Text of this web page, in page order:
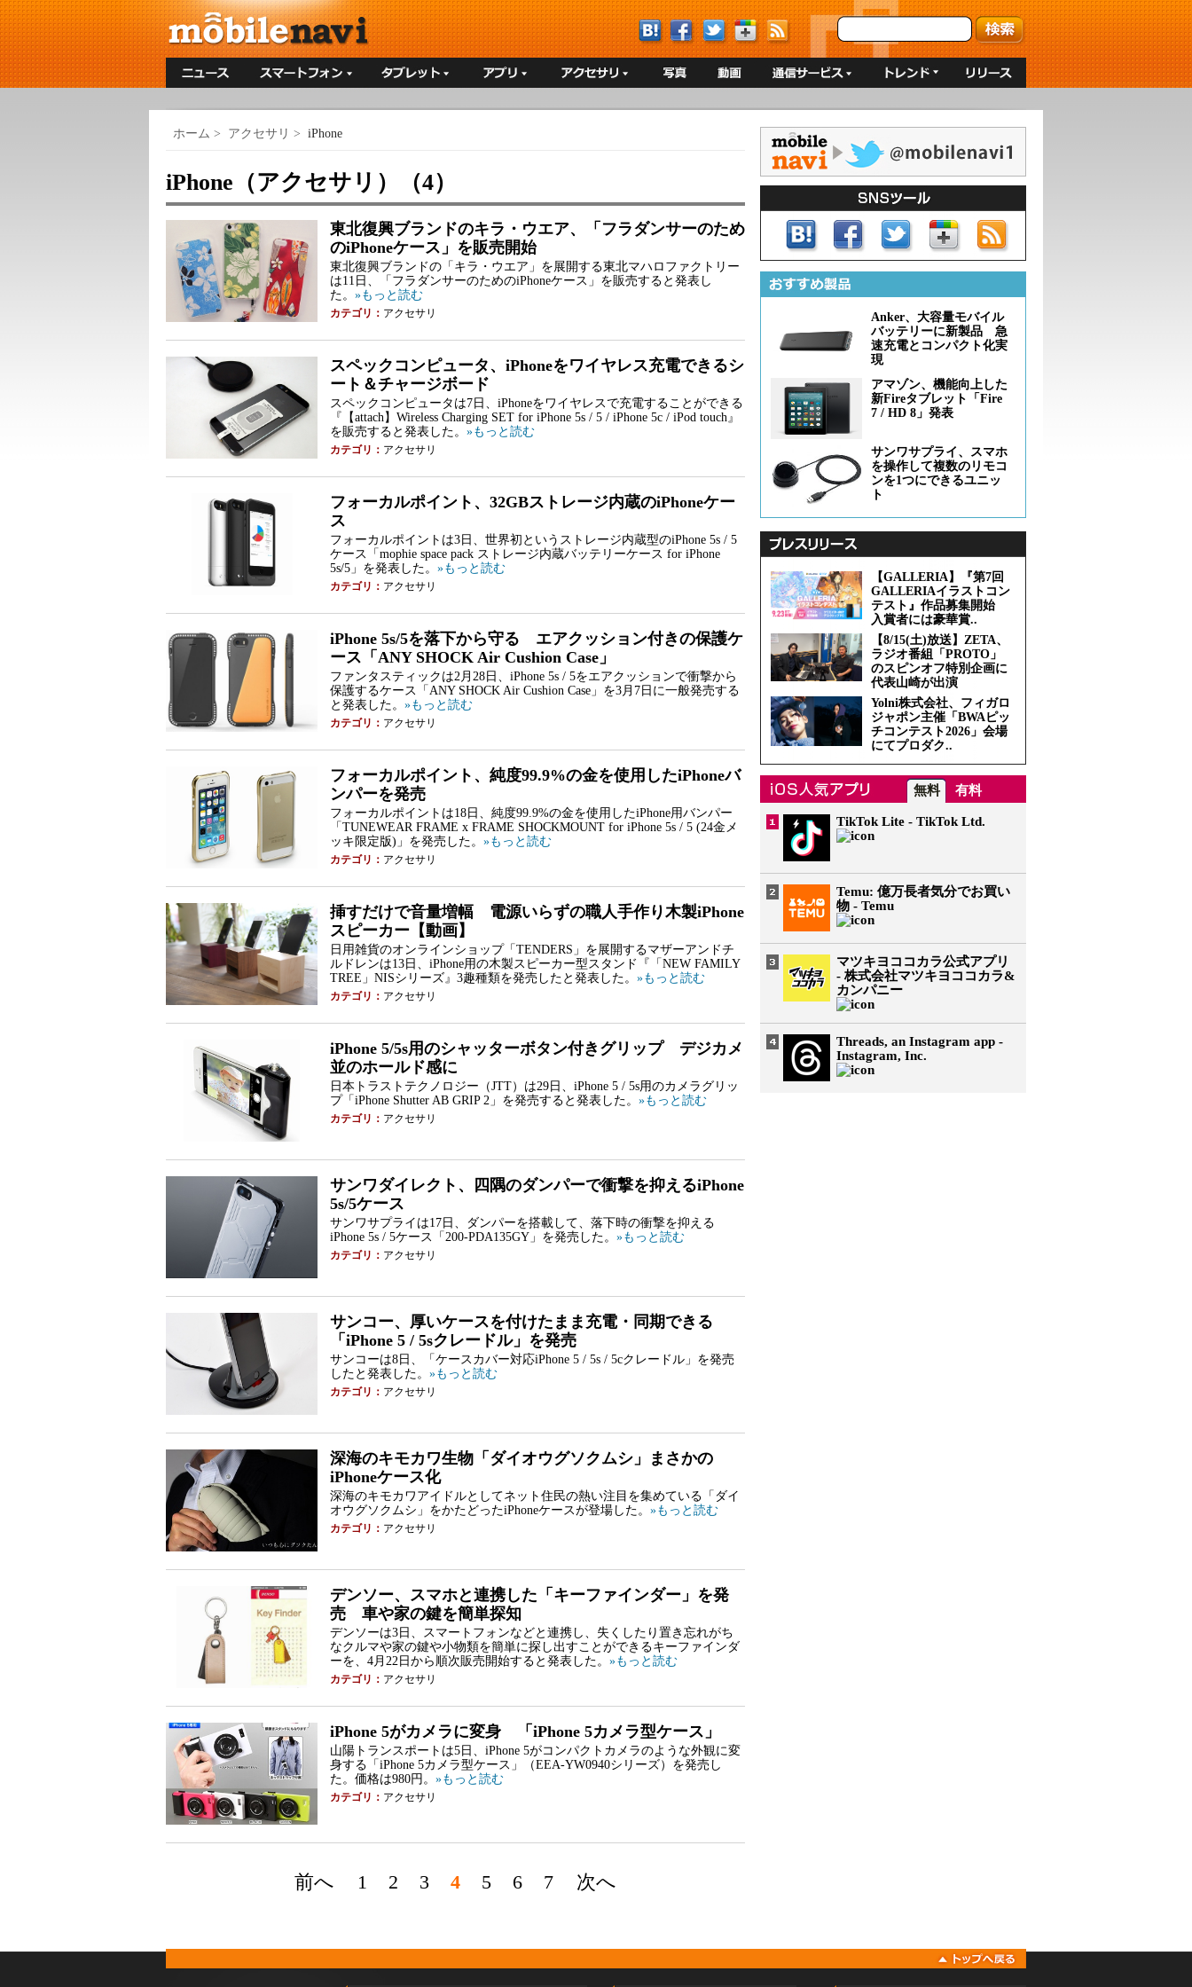
ホーム > アクセサリ > iPhone
iPhone（アクセサリ）（4）
東北復興ブランドのキラ・ウエア、「フラダンサーのため
のiPhoneケース」を販売開始
東北復興ブランドの「キラ・ウエア」を展開する東北マハロファクトリー
は11日、「フラダンサーのためのiPhoneケース」を販売すると発表し
た。 »もっと読む
カテゴリ： アクセサリ
スペックコンピュータ、iPhoneをワイヤレス充電できるシ
ート＆チャージボード
スペックコンピュータは7日、iPhoneをワイヤレスで充電することができる
『【attach】Wireless Charging SET for iPhone 5s / 5 / iPhone 5c / iPod touch』
を販売すると発表した。 »もっと読む
カテゴリ： アクセサリ
フォーカルポイント、32GBストレージ内蔵のiPhoneケー
ス
フォーカルポイントは3日、世界初というストレージ内蔵型のiPhone 5s / 5
ケース「mophie space pack ストレージ内蔵バッテリーケース for iPhone
5s/5」を発表した。 »もっと読む
カテゴリ： アクセサリ
iPhone 5s/5を落下から守る エアクッション付きの保護ケ
ース「ANY SHOCK Air Cushion Case」
ファンタスティックは2月28日、iPhone 5s / 5をエアクッションで衝撃から
保護するケース「ANY SHOCK Air Cushion Case」を3月7日に一般発売する
と発表した。 »もっと読む
カテゴリ： アクセサリ
フォーカルポイント、純度99.9%の金を使用したiPhoneバ
ンパーを発売
フォーカルポイントは18日、純度99.9%の金を使用したiPhone用バンパー
「TUNEWEAR FRAME x FRAME SHOCKMOUNT for iPhone 5s / 5 (24金メ
ッキ限定版)」を発売した。 »もっと読む
カテゴリ： アクセサリ
挿すだけで音量増幅 電源いらずの職人手作り木製iPhone
スピーカー【動画】
日用雑貨のオンラインショップ「TENDERS」を展開するマザーアンドチ
ルドレンは13日、iPhone用の木製スピーカー型スタンド『「NEW FAMILY
TREE」NISシリーズ』3趣種類を発売したと発表した。 »もっと読む
カテゴリ： アクセサリ
iPhone 5/5s用のシャッターボタン付きグリップ デジカメ
並のホールド感に
日本トラストテクノロジー（JTT）は29日、iPhone 5 / 5s用のカメラグリッ
プ「iPhone Shutter AB GRIP 2」を発売すると発表した。 »もっと読む
カテゴリ： アクセサリ
サンワダイレクト、四隅のダンパーで衝撃を抑えるiPhone
5s/5ケース
サンワサプライは17日、ダンパーを搭載して、落下時の衝撃を抑える
iPhone 5s / 5ケース「200-PDA135GY」を発売した。 »もっと読む
カテゴリ： アクセサリ
サンコー、厚いケースを付けたまま充電・同期できる
「iPhone 5 / 5sクレードル」を発売
サンコーは8日、「ケースカバー対応iPhone 5 / 5s / 5cクレードル」を発売
したと発表した。 »もっと読む
カテゴリ： アクセサリ
深海のキモカワ生物「ダイオウグソクムシ」まさかの
iPhoneケース化
深海のキモカワアイドルとしてネット住民の熱い注目を集めている「ダイ
オウグソクムシ」をかたどったiPhoneケースが登場した。 »もっと読む
カテゴリ： アクセサリ
デンソー、スマホと連携した「キーファインダー」を発
売 車や家の鍵を簡単探知
デンソーは3日、スマートフォンなどと連携し、失くしたり置き忘れがち
なクルマや家の鍵や小物類を簡単に探し出すことができるキーファインダ
ーを、4月22日から順次販売開始すると発表した。 »もっと読む
カテゴリ： アクセサリ
iPhone 5がカメラに変身 「iPhone 5カメラ型ケース」
山陽トランスポートは5日、iPhone 5がコンパクトカメラのような外観に変
身する「iPhone 5カメラ型ケース」（EEA-YW0940シリーズ）を発売し
た。価格は980円。 »もっと読む
カテゴリ： アクセサリ
前へ 1 2 3 4 5 6 7 次へ
Anker、大容量モバイル
バッテリーに新製品 急
速充電とコンパクト化実
現
アマゾン、機能向上した
新Fireタブレット「Fire
7 / HD 8」発表
サンワサプライ、スマホ
を操作して複数のリモコ
ンを1つにできるユニッ
ト
【GALLERIA】『第7回
GALLERIAイラストコン
テスト』作品募集開始
入賞者には豪華賞..
【8/15(土)放送】ZETA、
ラジオ番組「PROTO」
のスピンオフ特別企画に
代表山崎が出演
Yolni株式会社、フィガロ
ジャポン主催「BWAピッ
チコンテスト2026」会場
にてプロダク..
無料 有料
TikTok Lite - TikTok Ltd.
Temu: 億万長者気分でお買い
物 - Temu
マツキヨココカラ公式アプリ
- 株式会社マツキヨココカラ&
カンパニー
Threads, an Instagram app -
Instagram, Inc.